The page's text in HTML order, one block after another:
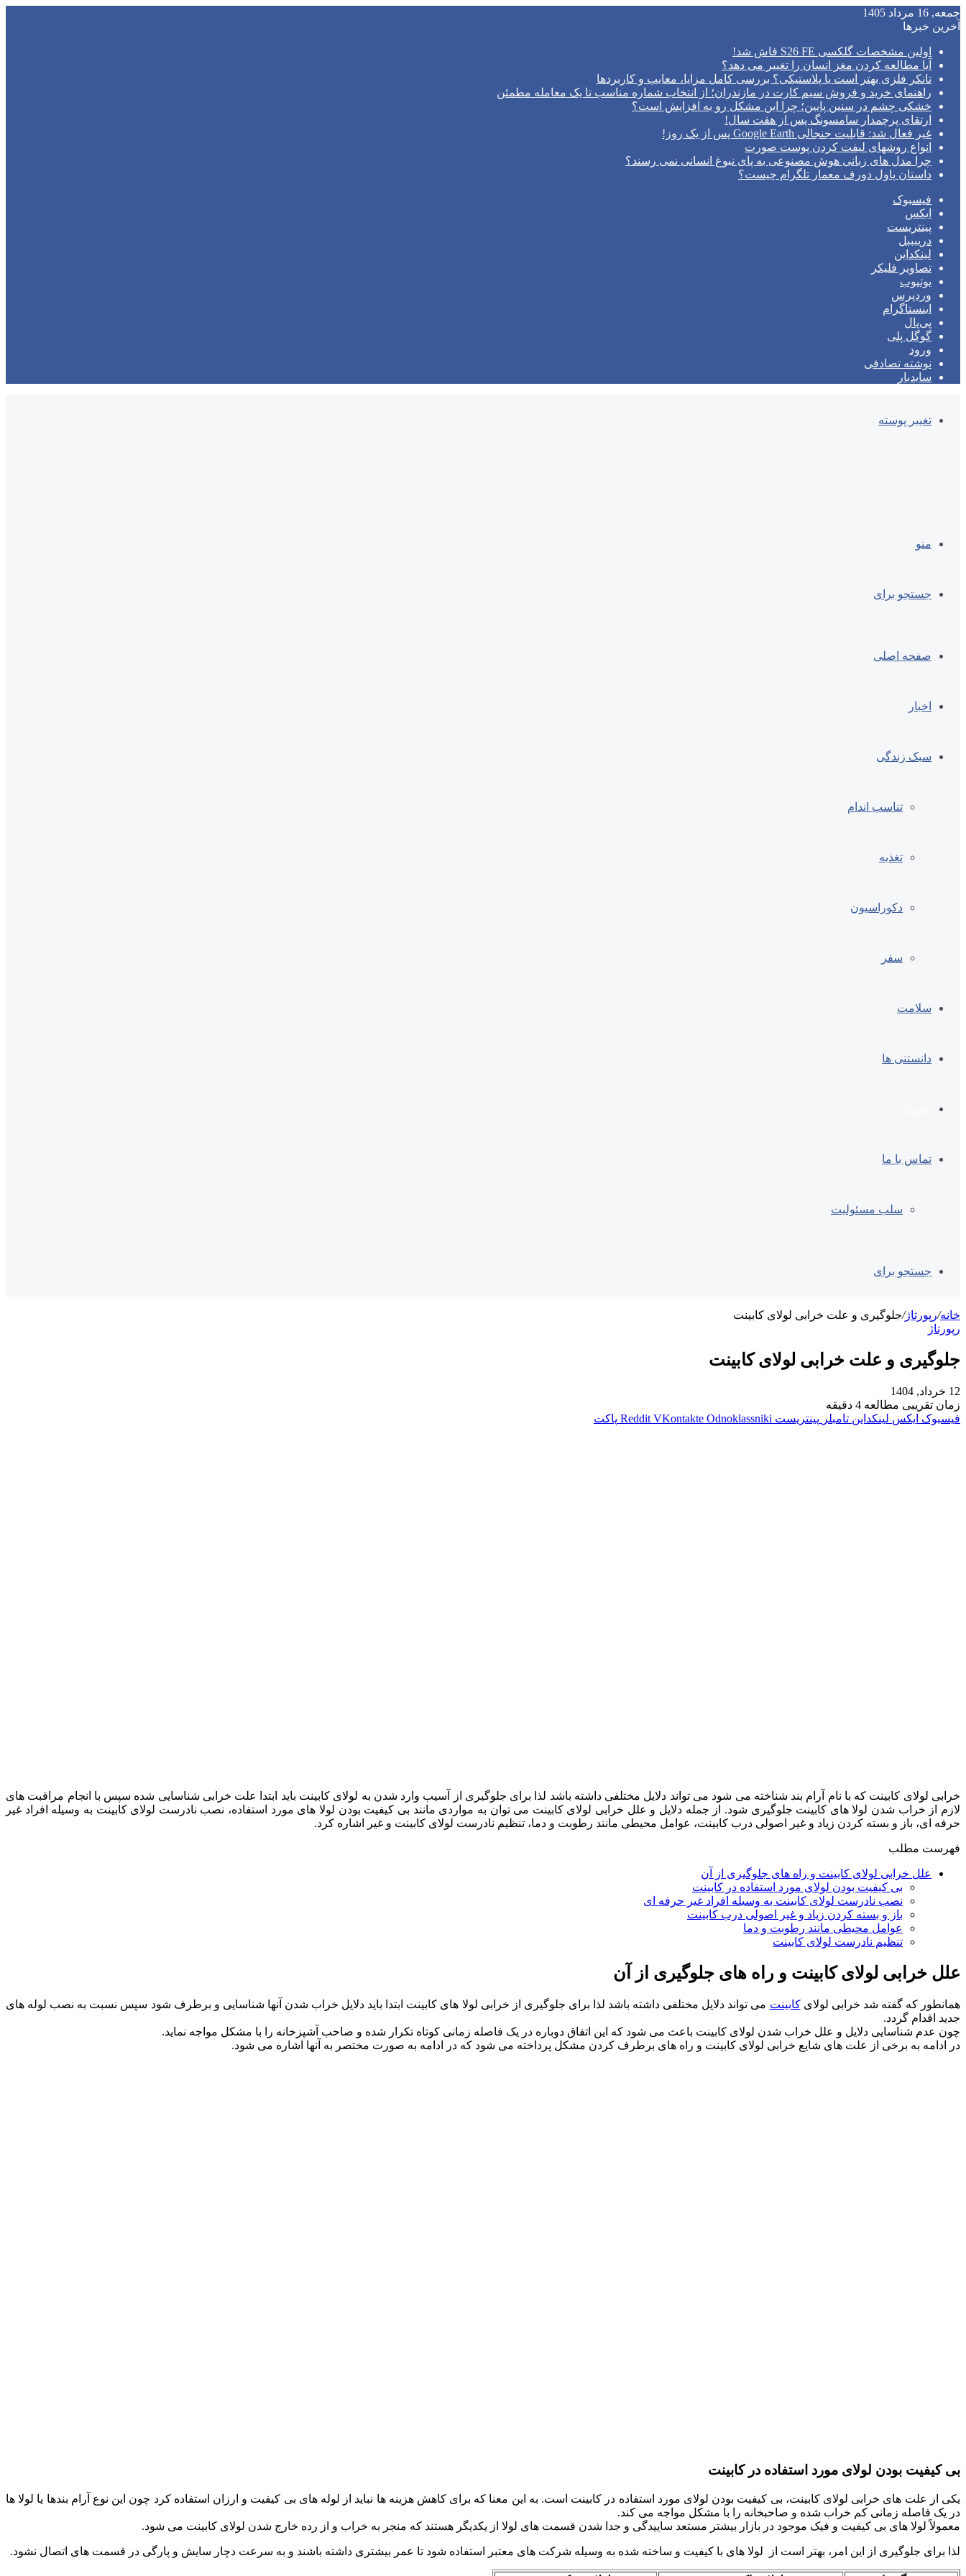
جمعه, 16 مرداد 1405
آخرین خبرها
اولین مشخصات گلکسی S26 FE فاش شد!
آیا مطالعه کردن مغز انسان را تغییر می‌ دهد؟
تانکر فلزی بهتر است یا پلاستیکی؟ بررسی کامل مزایا، معایب و کاربردها
راهنمای خرید و فروش سیم کارت در مازندران؛ از انتخاب شماره مناسب تا یک معامله مطمئن
خشکی چشم در سنین پایین؛ چرا این مشکل رو به افزایش است؟
ارتقای پرچمدار سامسونگ پس از هفت سال!
غیر فعال شد: قابلیت جنجالی Google Earth پس از یک روز!
انواع روشهای لیفت کردن پوست صورت
چرا مدل‌ های زبانی هوش مصنوعی به پای نبوغ انسانی نمی‌ رسند؟
داستان پاول دورف معمار تلگرام چیست؟
فیسبوک
ایکس
پینتریست
دریبببل
لینکداین
تصاویر فلیکر
یوتیوب
وردپرس
اینستاگرام
پی‌پال
گوگل پلی
ورود
نوشته تصادفی
سایدبار
تغییر پوسته
منو
جستجو برای
صفحه اصلی
اخبار
سبک زندگی
تناسب اندام
تغذیه
دکوراسیون
سفر
سلامت
دانستنی ها
تماس با ما
سلب مسئولیت
جستجو برای
خانه/رپورتاژ/جلوگیری و علت خرابی لولای کابینت
رپورتاژ
جلوگیری و علت خرابی لولای کابینت
12 خرداد, 1404
زمان تقریبی مطالعه 4 دقیقه
فیسبوک ایکس لینکداین تامبلر پینتریست Reddit VKontakte Odnoklassniki پاکت
خرابی لولای کابینت که با نام آرام بند شناخته می شود می تواند دلایل مختلفی داشته باشد لذا برای جلوگیری از آسیب وارد شدن به لولای کابینت باید ابتدا علت خرابی شناسایی شده سپس با انجام مراقبت های
لازم از خراب شدن لولا های کابینت جلوگیری شود. از جمله دلایل و علل خرابی لولای کابینت می توان به مواردی مانند بی کیفیت بودن لولا های مورد استفاده، نصب نادرست لولای کابینت به وسیله افراد غیر
حرفه ای، باز و بسته کردن زیاد و غیر اصولی درب کابینت، عوامل محیطی مانند رطوبت و دما، تنظیم نادرست لولای کابینت و غیر اشاره کرد.
فهرست مطلب
علل خرابی لولای کابینت و راه های جلوگیری از آن
بی کیفیت بودن لولای مورد استفاده در کابینت
نصب نادرست لولای کابینت به وسیله افراد غیر حرفه ای
باز و بسته کردن زیاد و غیر اصولی درب کابینت
عوامل محیطی مانند رطوبت و دما
تنظیم نادرست لولای کابینت
علل خرابی لولای کابینت و راه های جلوگیری از آن
همانطور که گفته شد خرابی لولایکابینت می تواند دلایل مختلفی داشته باشد لذا برای جلوگیری از خرابی لولا های کابینت ابتدا باید دلایل خراب شدن آنها شناسایی و برطرف شود سپس نسبت به نصب لوله های
جدید اقدام گردد.
چون عدم شناسایی دلایل و علل خراب شدن لولای کابینت باعث می شود که این اتفاق دوباره در یک فاصله زمانی کوتاه تکرار شده و صاحب آشپزخانه را با مشکل مواجه نماید.
در ادامه به برخی از علت های شایع خرابی لولای کابینت و راه های برطرف کردن مشکل پرداخته می شود که در ادامه به صورت مختصر به آنها اشاره می شود.
بی کیفیت بودن لولای مورد استفاده در کابینت
یکی از علت های خرابی لولای کابینت، بی کیفیت بودن لولای مورد استفاده در کابینت است. به این معنا که برای کاهش هزینه ها نباید از لوله های بی کیفیت و ارزان استفاده کرد چون این نوع آرام بندها یا لولا ها
در یک فاصله زمانی کم خراب شده و صاحبخانه را با مشکل مواجه می کند.
معمولاً لولا های بی کیفیت و فیک موجود در بازار بیشتر مستعد ساییدگی و جدا شدن قسمت های لولا از یکدیگر هستند که منجر به خراب و از رده خارج شدن لولای کابینت می شود.
لذا برای جلوگیری از این امر، بهتر است از لولا های با کیفیت و ساخته شده به وسیله شرکت های معتبر استفاده شود تا عمر بیشتری داشته باشند و به سرعت دچار سایش و پارگی در قسمت های اتصال نشود.